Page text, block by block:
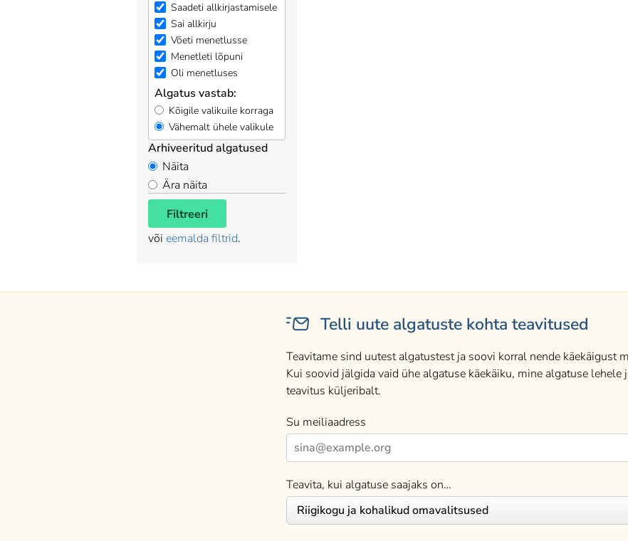
Saadeti allkirjastamisele
Sai allkirju
Võeti menetlusse
Menetleti lõpuni
Oli menetluses
Algatus vastab:
Kõigile valikuile korraga
Vähemalt ühele valikule
Arhiveeritud algatused
Näita
Ära näita
Filtreeri
või eemalda filtrid.
Telli uute algatuste kohta teavitused
Teavitame sind uutest algatustest ja soovi korral nende käekäigust
Kui soovid jälgida vaid ühe algatuse käekäiku, mine algatuse lehele
teavitus küljeribalt.
Su meiliaadress
Teavita, kui algatuse saajaks on…